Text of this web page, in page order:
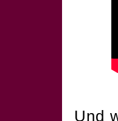
Und